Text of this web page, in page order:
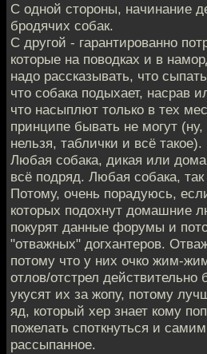
С одной стороны, начинание
бродячих собак.
С другой - гарантированно
которые на поводках и в
надо рассказывать, что
что собака подыхает, насрав
что насыплют только в тех
принципе бывать не могут
нельзя, таблички и всё такое).
Любая собака, дикая или
всё подряд. Любая собака,
Потому, очень порадуюсь,
которых подохнут домашние
покурят данные форумы и
"отважных" догхантеров.
потому что у них очко жим-
отлов/отстрел
укусят их за жопу, потому
яд, который хер знает кому
пожелать споткнуться и
рассыпанное.